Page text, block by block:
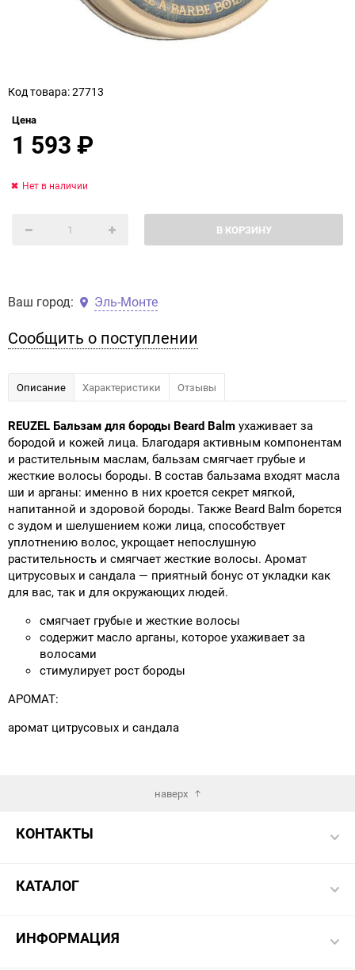
Код товара: 27713
Цена
1 593₽
В КОРЗИНУ
Нет в наличии
Ваш город: Эль-Монте
Сообщить о поступлении
Описание Характеристики Отзывы
REUZEL Бальзам для бороды Beard Balm ухаживает за
бородой и кожей лица. Благодаря активным компонентам
и растительным маслам, бальзам смягчает грубые и
жесткие волосы бороды. В состав бальзама входят масла
ши и арганы: именно в них кроется секрет мягкой,
напитанной и здоровой бороды. Также Beard Balm борется
с зудом и шелушением кожи лица, способствует
уплотнению волос, укрощает непослушную
растительность и смягчает жесткие волосы. Аромат
цитрусовых и сандала — приятный бонус от укладки как
для вас, так и для окружающих людей.
смягчает грубые и жесткие волосы
содержит масло арганы, которое ухаживает за
волосами
стимулирует рост бороды
АРОМАТ:
аромат цитрусовых и сандала
наверх
КОНТАКТЫ
КАТАЛОГ
ИНФОРМАЦИЯ